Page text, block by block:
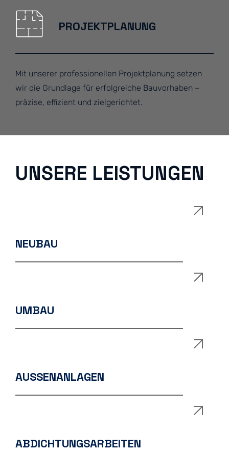
PROJEKTPLANUNG
Mit unserer professionellen Projektplanung setzen
wir die Grundlage für erfolgreiche Bauvorhaben –
präzise, effizient und zielgerichtet.
UNSERE LEISTUNGEN
NEUBAU
UMBAU
AUSSENANLAGEN
ABDICHTUNGSARBEITEN